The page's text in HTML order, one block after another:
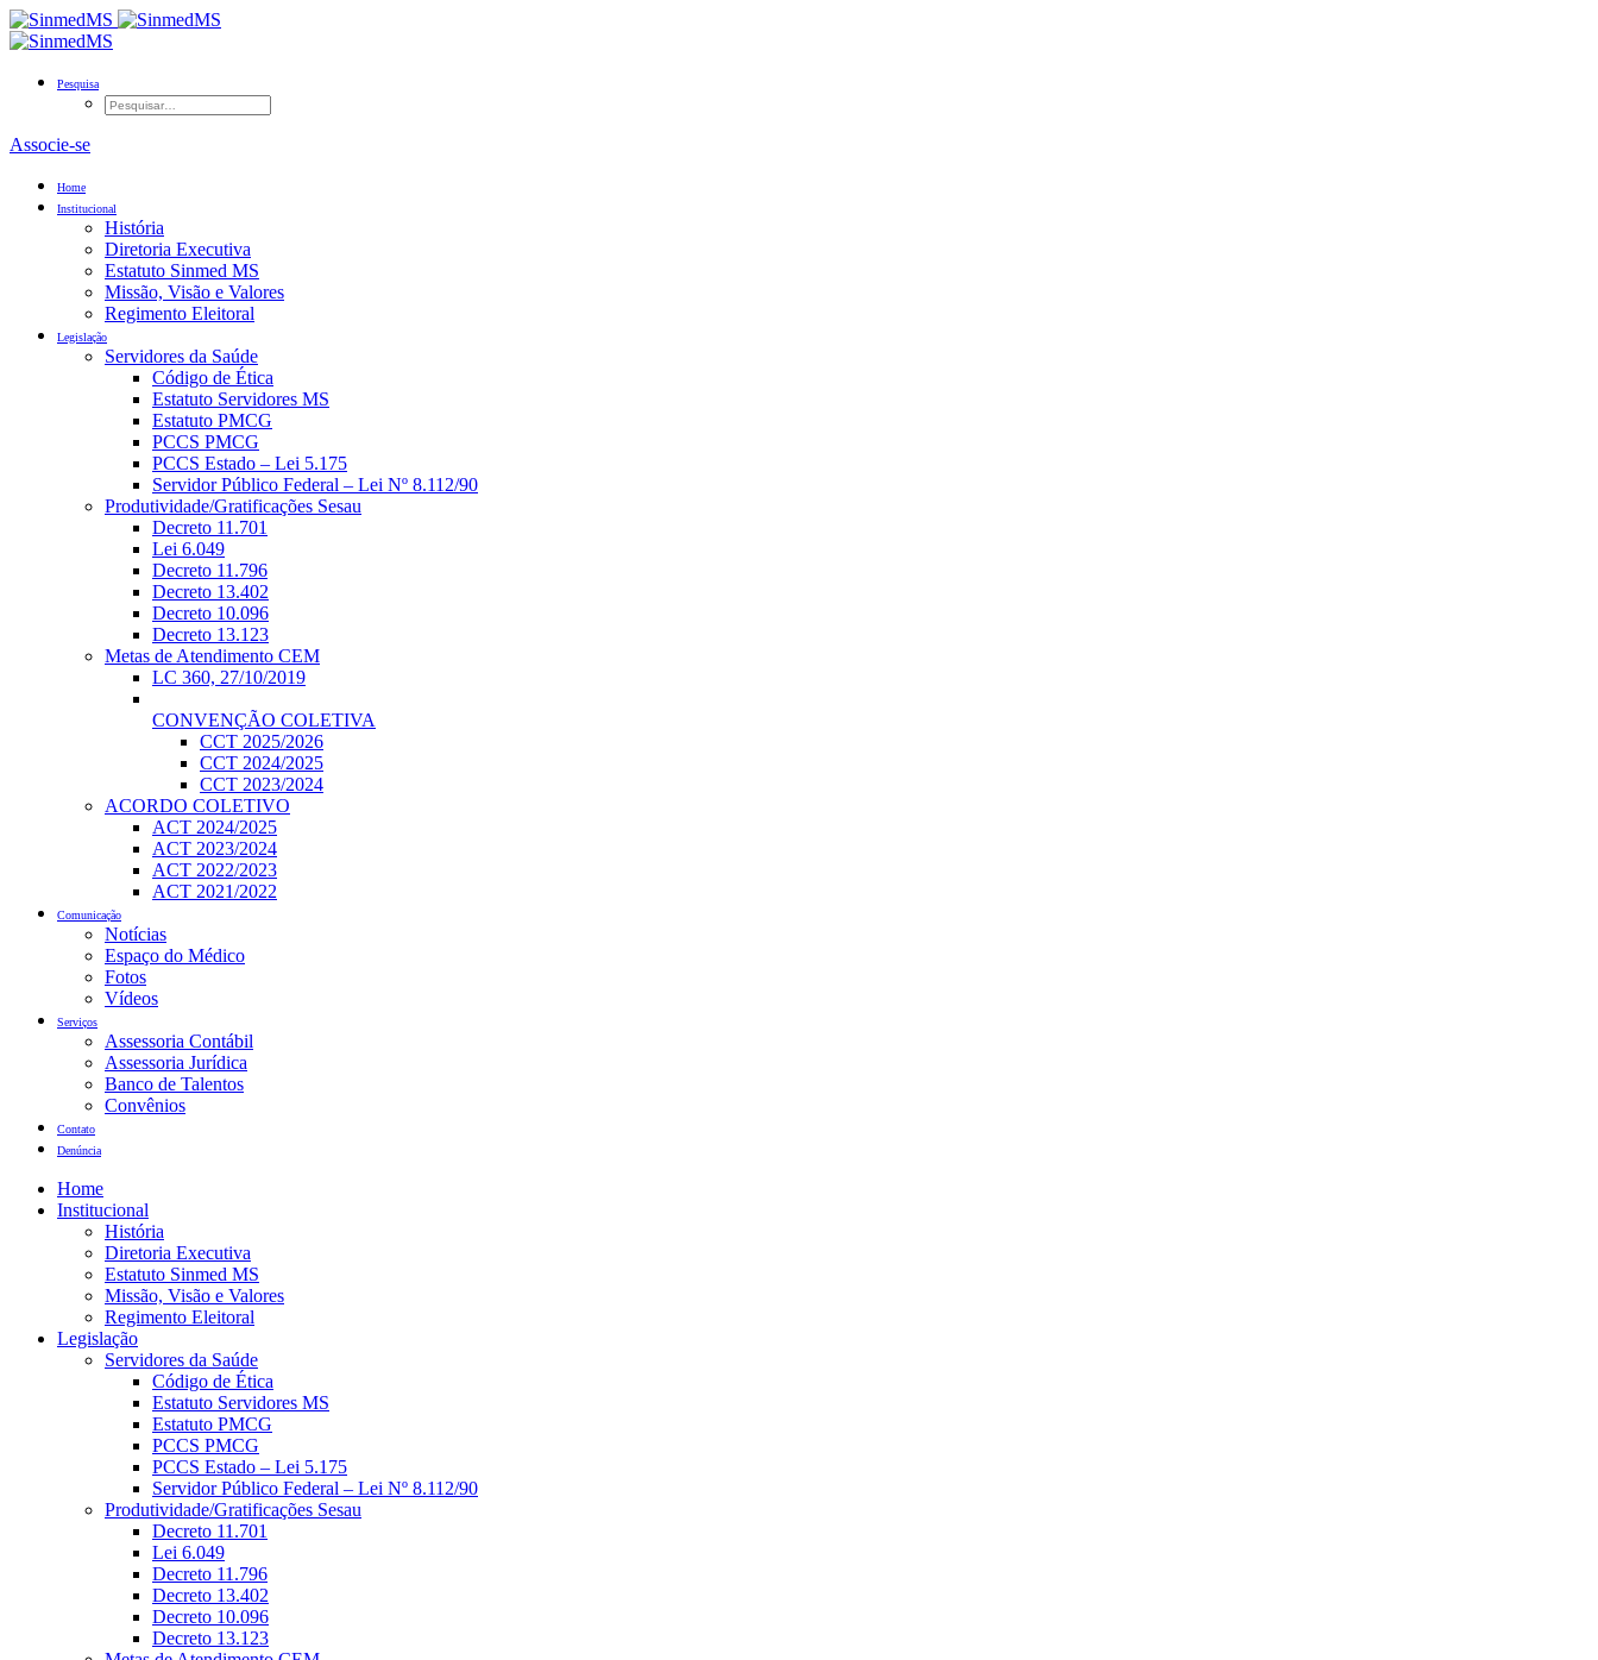
Pesquisa
Associe-se
Home
Institucional
História
Diretoria Executiva
Estatuto Sinmed MS
Missão, Visão e Valores
Regimento Eleitoral
Legislação
Servidores da Saúde
Código de Ética
Estatuto Servidores MS
Estatuto PMCG
PCCS PMCG
PCCS Estado – Lei 5.175
Servidor Público Federal – Lei Nº 8.112/90
Produtividade/Gratificações Sesau
Decreto 11.701
Lei 6.049
Decreto 11.796
Decreto 13.402
Decreto 10.096
Decreto 13.123
Metas de Atendimento CEM
LC 360, 27/10/2019
CONVENÇÃO COLETIVA
CCT 2025/2026
CCT 2024/2025
CCT 2023/2024
ACORDO COLETIVO
ACT 2024/2025
ACT 2023/2024
ACT 2022/2023
ACT 2021/2022
Comunicação
Notícias
Espaço do Médico
Fotos
Vídeos
Serviços
Assessoria Contábil
Assessoria Jurídica
Banco de Talentos
Convênios
Contato
Denúncia
Home
Institucional
História
Diretoria Executiva
Estatuto Sinmed MS
Missão, Visão e Valores
Regimento Eleitoral
Legislação
Servidores da Saúde
Código de Ética
Estatuto Servidores MS
Estatuto PMCG
PCCS PMCG
PCCS Estado – Lei 5.175
Servidor Público Federal – Lei Nº 8.112/90
Produtividade/Gratificações Sesau
Decreto 11.701
Lei 6.049
Decreto 11.796
Decreto 13.402
Decreto 10.096
Decreto 13.123